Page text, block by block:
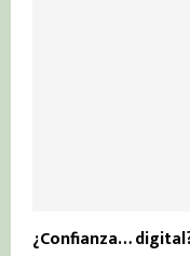
¿Confianza…